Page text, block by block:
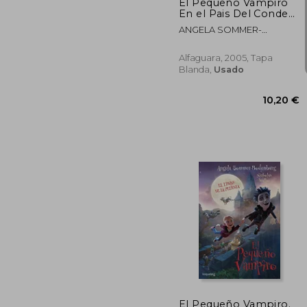
En el Pais Del Conde
Dracula(+8 Años)
ANGELA SOMMER-
Alfaguara, 2005, Tapa
Blanda, Usado
El Pequeño Vampiro.